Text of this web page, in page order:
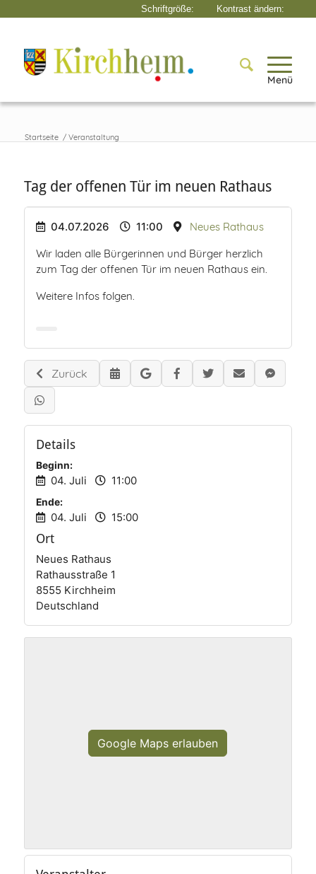
Menü
Startseite / Veranstaltung
Tag der offenen Tür im neuen Rathaus
04.07.2026 11:00
Neues Rathaus
Wir laden alle Bürgerinnen und Bürger herzlich
zum Tag der offenen Tür im neuen Rathaus ein.
Weitere Infos folgen.
Zurück
Details
Beginn:
04. Juli 11:00
Ende:
04. Juli 15:00
Ort
Neues Rathaus
Rathausstraße 1
8555 Kirchheim
Deutschland
Google Maps erlauben